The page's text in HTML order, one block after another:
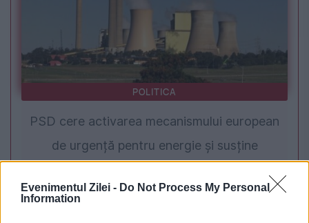
Evenimentul Zilei - Do Not Process My Personal
Information
POLITICA
PSD cere activarea mecanismului european
de urgență pentru energie și susține
adresa lui Bolojan